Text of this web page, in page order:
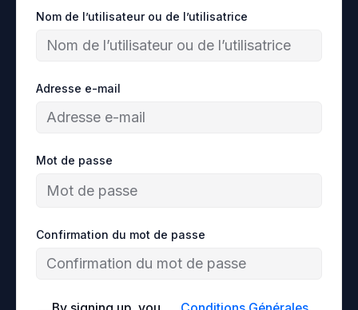
Nom de l’utilisateur ou de l’utilisatrice
Adresse e-mail
Mot de passe
Confirmation du mot de passe